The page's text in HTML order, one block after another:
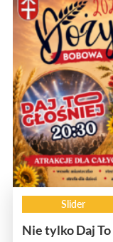
Slider
Nie tylko Daj